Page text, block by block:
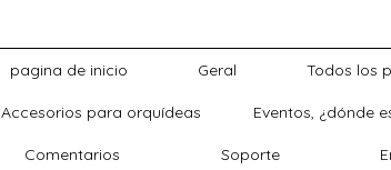
pagina de inicio Geral Todos los
Accesorios para orquídeas Eventos, ¿dónde
Comentarios Soporte